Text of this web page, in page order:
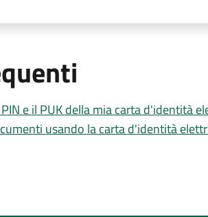
e il PUK della mia carta d'identità
usando la carta d'identità